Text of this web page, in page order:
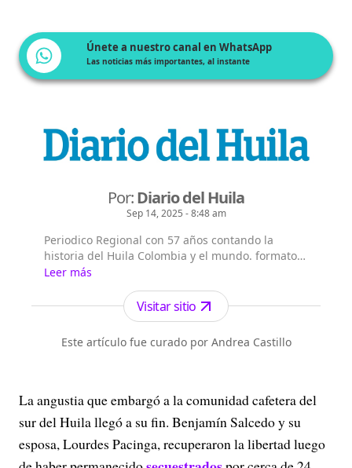
Únete a nuestro canal en WhatsApp
Las noticias más importantes, al instante
Por:Diario del Huila
Sep 14, 2025 - 8:48 am
Periodico Regional con 57 años contando la
historia del Huila Colombia y el mundo. formatos
periódico digital de lunes a domingo, periódico
impreso fds, web y redes sociales.
Leer más
Visitar sitio
Este artículo fue curado por Andrea Castillo
La angustia que embargó a la comunidad cafetera del
sur del Huila llegó a su fin. Benjamín Salcedo y su
esposa, Lourdes Pacinga, recuperaron la libertad luego